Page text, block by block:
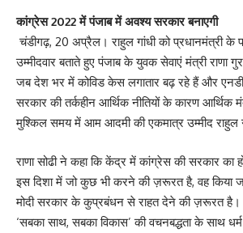
कांग्रेस 2022 में पंजाब में अवश्य सरकार बनाएगी
चंडीगढ़, 20 अप्रैल। राहुल गांधी को प्रधानमंत्री के
उम्मीदवार बताते हुए पंजाब के युवक सेवाएं मंत्री राणा
जब देश भर में कोविड केस लगातार बढ़ रहे हैं और
सरकार की तर्कहीन आर्थिक नीतियों के कारण आर्थिक
मुश्किल समय में आम आदमी की एकमात्र उम्मीद राहुल
राणा सोढी ने कहा कि केंद्र में कांग्रेस की सरकार का
इस दिशा में जो कुछ भी करने की ज़रूरत है, वह किया
मोदी सरकार के कुप्रबंधन से राहत देने की ज़रूरत है।
‘सबका साथ, सबका विकास’ की वचनबद्धता के साथ